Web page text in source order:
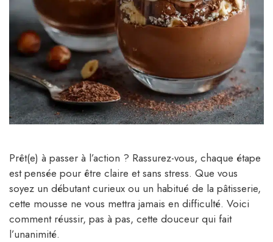
Prêt(e) à passer à l’action ? Rassurez-vous, chaque étape
est pensée pour être claire et sans stress. Que vous
soyez un débutant curieux ou un habitué de la pâtisserie,
cette mousse ne vous mettra jamais en difficulté. Voici
comment réussir, pas à pas, cette douceur qui fait
l’unanimité.